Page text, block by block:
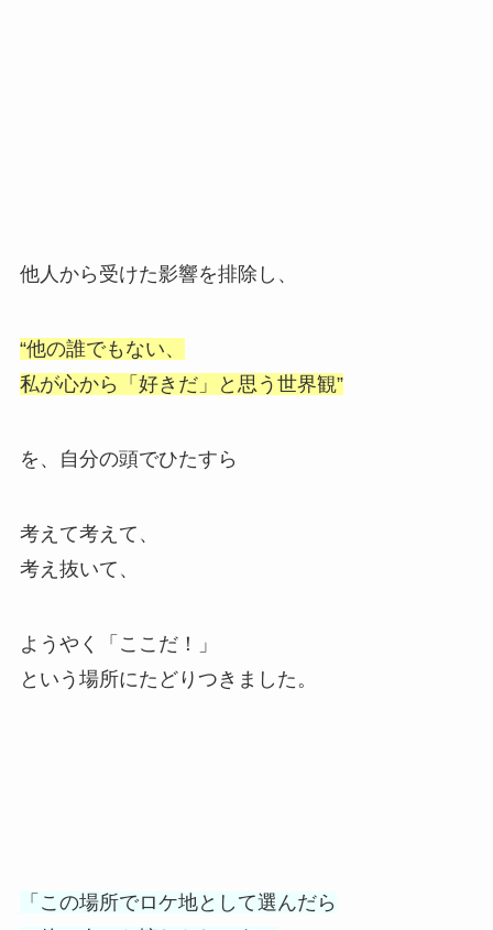
他人から受けた影響を排除し、
“他の誰でもない、
私が心から「好きだ」と思う世界観”
を、自分の頭でひたすら
考えて考えて、
考え抜いて、
ようやく
「ここだ！」
という場所にたどりつきました。
「この場所でロケ地として選んだら